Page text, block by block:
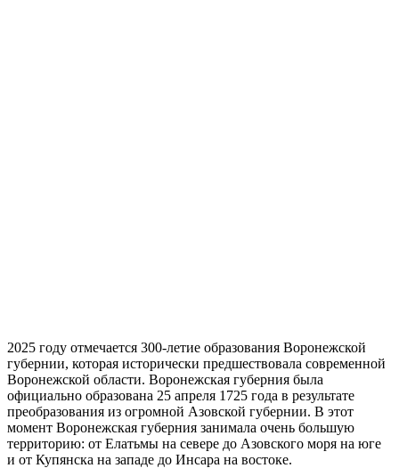
2025 году отмечается 300-летие образования Воронежской
губернии, которая исторически предшествовала современной
Воронежской области. Воронежская губерния была
официально образована 25 апреля 1725 года в результате
преобразования из огромной Азовской губернии. В этот
момент Воронежская губерния занимала очень большую
территорию: от Елатьмы на севере до Азовского моря на юге
и от Купянска на западе до Инсара на востоке.